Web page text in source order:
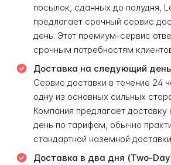
посылок, сданных до полудня,
предлагает срочный сервис
день. Этот премиум-сервис
срочным потребностям
Доставка на следующий
Сервис доставки в течение 24
одну из основных сильных
Компания предлагает
день по тарифам, обычно
стандартной наземной
Доставка в два дня (Two-